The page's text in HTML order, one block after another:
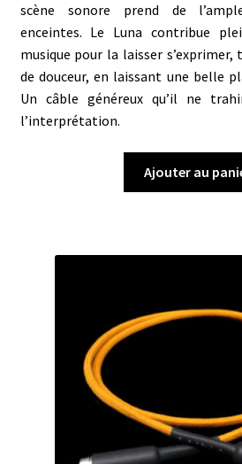
scène sonore prend de
enceintes. Le Luna contribue
musique pour la laisser
de douceur, en laissant une belle
Un câble généreux qu’il ne
l’interprétation.
Ajouter au